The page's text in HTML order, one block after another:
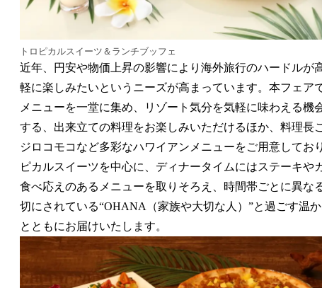
トロピカルスイーツ＆ランチブッフェ
近年、円安や物価上昇の影響により海外旅行のハードルが
軽に楽しみたいというニーズが高まっています。本フェア
メニューを一堂に集め、リゾート気分を気軽に味わえる
する、出来立ての料理をお楽しみいただけるほか、料理長
ジロコモコなど多彩なハワイアンメニューをご用意してお
ピカルスイーツを中心に、ディナータイムにはステーキ
食べ応えのあるメニューを取りそろえ、時間帯ごとに異な
切にされている“OHANA（家族や大切な人）”と過ごす温
とともにお届けいたします。